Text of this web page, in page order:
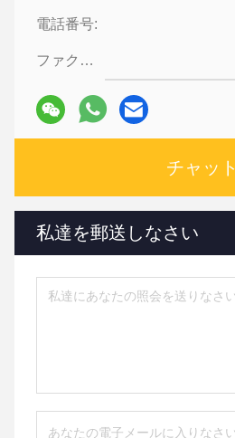
電話番号:
ファクシミリ:
チャット
私達を郵送しなさい